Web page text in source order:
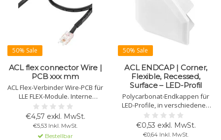
50% Sale
ACL flex connector Wire |
PCB xxx mm
ACL Flex-Verbinder Wire-PCB für
LLE FLEX-Module. Interne
Verdrahtung (AWG18), Kabel
100/500/2000 mm, einfach und
wiederverwendbar, max. 5 A,
24–48 V, IEC 60695-2-11.
€4,57 exkl. MwSt.
€5,53 Inkl. MwSt.
Bestellbar
50% Sale
ACL ENDCAP | Corner,
Flexible, Recessed,
Surface – LED-Profil
Polycarbonat-Endkappen für
LED-Profile, in verschiedenen
Varianten mit oder ohne
Kabelöffnung. Einfache
Clipmontage. Langlebig, 5 Jahre
€0,53 exkl. MwSt.
€0,64 Inkl. MwSt.